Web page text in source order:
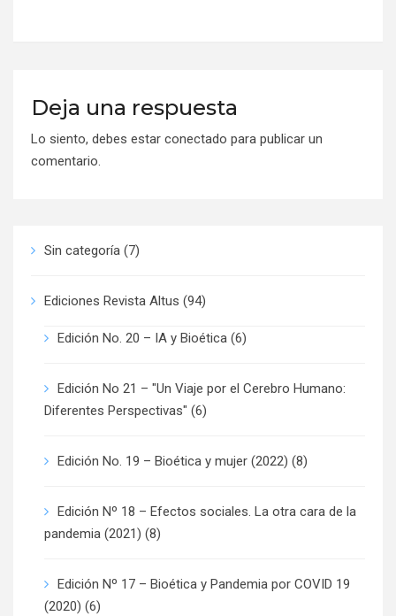
Deja una respuesta
Lo siento, debes estar conectado para publicar un
comentario.
Sin categoría (7)
Ediciones Revista Altus (94)
Edición No. 20 – IA y Bioética (6)
Edición No 21 – "Un Viaje por el Cerebro Humano:
Diferentes Perspectivas" (6)
Edición No. 19 – Bioética y mujer (2022) (8)
Edición Nº 18 – Efectos sociales. La otra cara de la
pandemia (2021) (8)
Edición Nº 17 – Bioética y Pandemia por COVID 19
(2020) (6)